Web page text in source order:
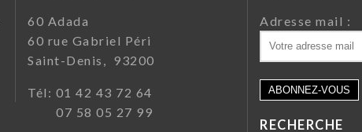
60 Adada
60 rue Gabriel Péri
Saint-Denis, 93200
Tél: 01 42 43 72 64
07 58 05 27 99
Adresse mail :
RECHERCHE